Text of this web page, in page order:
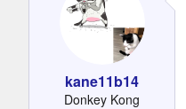
kane11b14
Donkey Kong